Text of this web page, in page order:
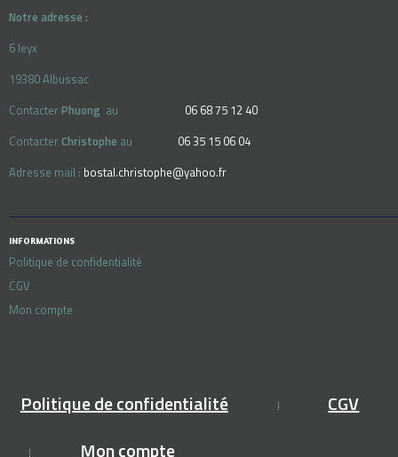
Notre adresse :
6 leyx
19380 Albussac
ContacterPhuong au 06 68 75 12 40
Contacter Christophe au 06 35 15 06 04
Adresse mail : bostal.christophe@yahoo.fr
INFORMATIONS
Politique de confidentialité
CGV
Mon compte
Politique de confidentialité
CGV
Mon compte